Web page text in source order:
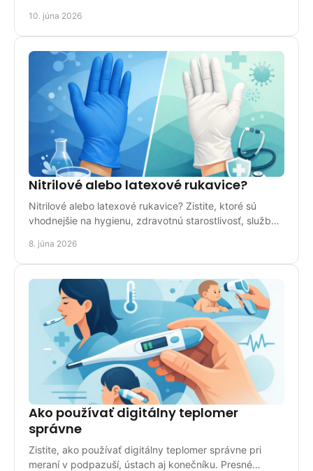
10. júna 2026
Nitrilové alebo latexové rukavice?
Nitrilové alebo latexové rukavice? Zistite, ktoré sú
vhodnejšie na hygienu, zdravotnú starostlivosť, služby
8. júna 2026
Ako používať digitálny teplomer
správne
Zistite, ako používať digitálny teplomer správne pri
meraní v podpazuší, ústach aj konečníku. Presné